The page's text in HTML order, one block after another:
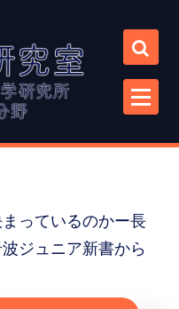
っているのかー長
ジュニア新書から